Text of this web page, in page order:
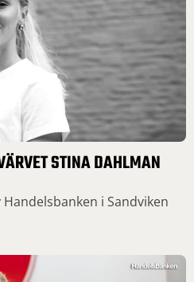
STINA DAHLMAN
i Sandviken